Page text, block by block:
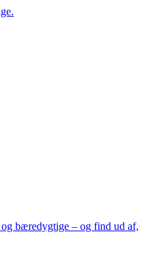
bæredygtige – og find ud af,